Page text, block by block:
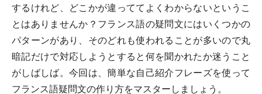
するけれど、どこかが違っててよくわからないというこ
とはありませんか？フランス語の疑問文にはいくつかの
パターンがあり、そのどれも使われることが多いので丸
暗記だけで対応しようとすると何を聞かれたか迷うこと
がしばしば。今回は、簡単な自己紹介フレーズを使って
フランス語疑問文の作り方をマスターしましょう。